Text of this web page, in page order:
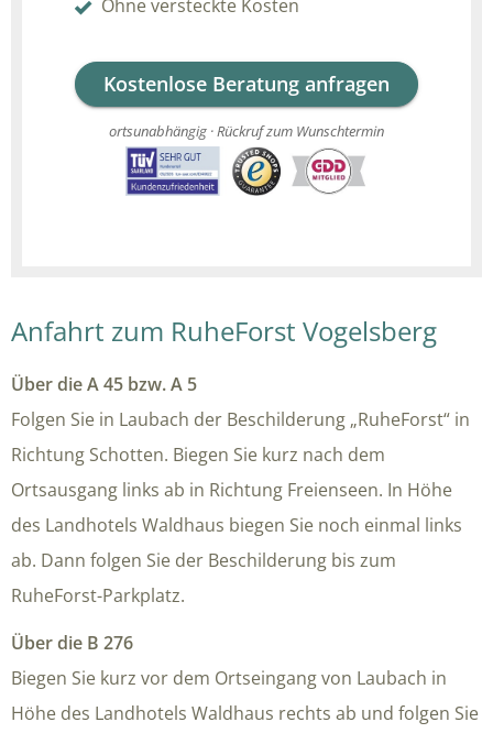
Ohne versteckte Kosten
Kostenlose Beratung anfragen
ortsunabhängig · Rückruf zum Wunschtermin
Anfahrt zum RuheForst Vogelsberg
Über die A 45 bzw. A 5
Folgen Sie in Laubach der Beschilderung „RuheForst“ in
Richtung Schotten. Biegen Sie kurz nach dem
Ortsausgang links ab in Richtung Freienseen. In Höhe
des Landhotels Waldhaus biegen Sie noch einmal links
ab. Dann folgen Sie der Beschilderung bis zum
RuheForst-Parkplatz.
Über die B 276
Biegen Sie kurz vor dem Ortseingang von Laubach in
Höhe des Landhotels Waldhaus rechts ab und folgen Sie